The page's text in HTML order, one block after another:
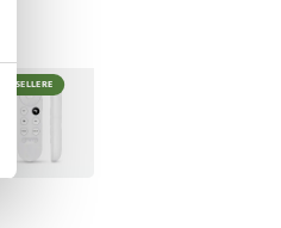
BESTSELLERE